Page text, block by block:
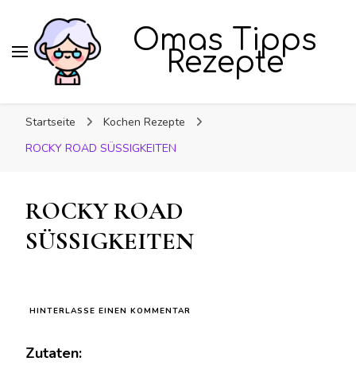
Omas Tipps
Rezepte
Startseite
Kochen Rezepte
ROCKY ROAD SÜSSIGKEITEN
ROCKY ROAD
SÜSSIGKEITEN
HINTERLASSE EINEN KOMMENTAR
Zutaten: